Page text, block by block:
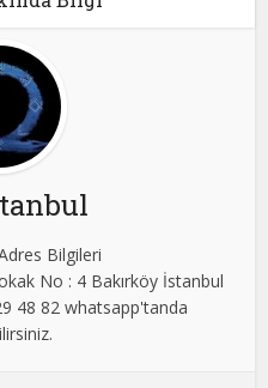
Bilgileri
No : 4 Bakırköy İstanbul
48 82 whatsapp'tanda